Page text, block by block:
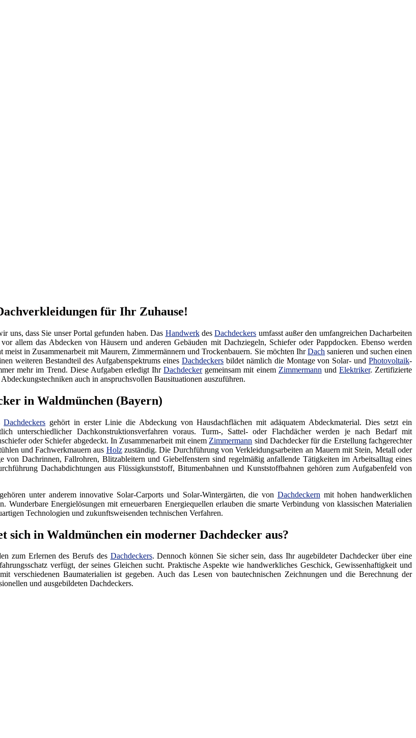
für Ihr Zuhause!
uns, dass Sie unser Portal gefunden haben. Das HandwerkdesDachdeckers umfasst außer den umfangreichen Dacharbeiten
allem das Abdecken von Häusern und anderen Gebäuden mit Dachziegeln, Schiefer oder Pappdocken. Ebenso werden
meist in Zusammenarbeit mit Maurern, Zimmermännern und Trockenbauern. Sie möchten IhrDach sanieren und suchen einen
weiteren Bestandteil des Aufgabenspektrums einesDachdeckers bildet nämlich die Montage von Solar- undPhotovoltaik-
mehr im Trend. Diese Aufgaben erledigt IhrDachdeckergemeinsam mit einem Zimmermann und Elektriker. Zertifizierte
auch in anspruchsvollen Bausituationen auszuführen.
in Waldmünchen (Bayern)
Dachdeckers gehört in erster Linie die Abdeckung von Hausdachflächen mit adäquatem Abdeckmaterial. Dies setzt ein
unterschiedlicher Dachkonstruktionsverfahren voraus. Turm-, Sattel- oder Flachdächer werden je nach Bedarf mit
oder Schiefer abgedeckt. In Zusammenarbeit mit einem Zimmermann sind Dachdecker für die Erstellung fachgerechter
und Fachwerkmauern aus Holzzuständig. Die Durchführung von Verkleidungsarbeiten an Mauern mit Stein, Metall oder
von Dachrinnen, Fallrohren, Blitzableitern und Giebelfenstern sind regelmäßig anfallende Tätigkeiten im Arbeitsalltag eines
Dachabdichtungen aus Flüssigkunststoff, Bitumenbahnen und Kunststoffbahnen gehören zum Aufgabenfeld von
unter anderem innovative Solar-Carports und Solar-Wintergärten, die von Dachdeckern mit hohen handwerklichen
Wunderbare Energielösungen mit erneuerbaren Energiequellen erlauben die smarte Verbindung von klassischen Materialien
Technologien und zukunftsweisenden technischen Verfahren.
sich in Waldmünchen ein moderner Dachdecker aus?
zum Erlernen des Berufs des Dachdeckers. Dennoch können Sie sicher sein, dass Ihr augebildeter Dachdecker über eine
verfügt, der seines Gleichen sucht. Praktische Aspekte wie handwerkliches Geschick, Gewissenhaftigkeit und
verschiedenen Baumaterialien ist gegeben. Auch das Lesen von bautechnischen Zeichnungen und die Berechnung der
und ausgebildeten Dachdeckers.